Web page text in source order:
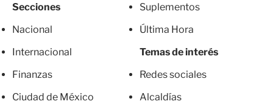
Secciones
Nacional
Internacional
Finanzas
Ciudad de México
Suplementos
Última Hora
Temas de interés
Redes sociales
Alcaldías